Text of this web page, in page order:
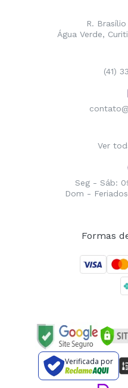
R.
Água Verde,
(41)
Ver
Seg - Sáb:
Dom -
Formas
Verificada por